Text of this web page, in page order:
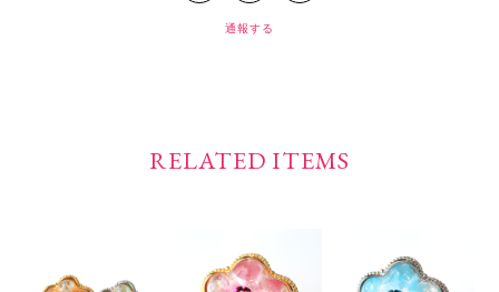
通報する
RELATED ITEMS